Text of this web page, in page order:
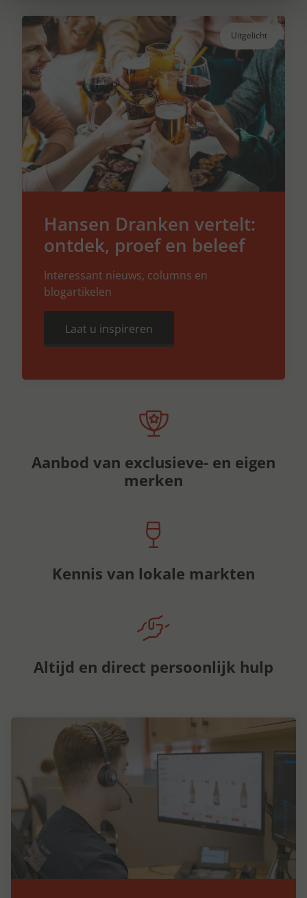
Uitgelicht
Hansen Dranken vertelt:
ontdek, proef en beleef
Interessant nieuws, columns en
blogartikelen
Laat u inspireren
Aanbod van exclusieve- en eigen
merken
Kennis van lokale markten
Altijd en direct persoonlijk hulp